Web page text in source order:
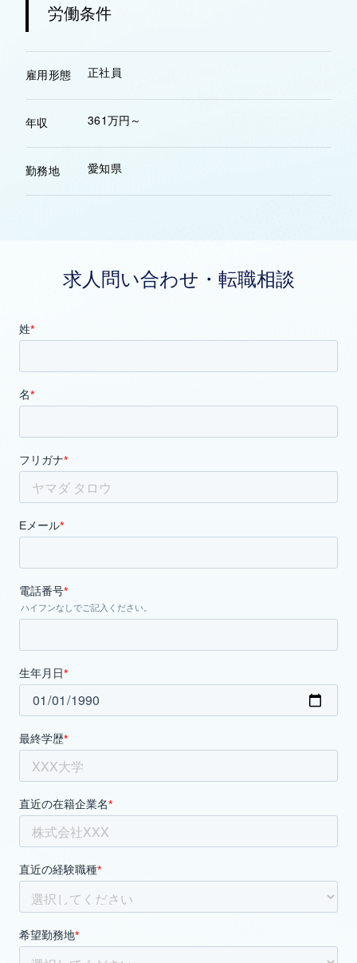
労働条件
雇用形態 正社員
年収 361万円～
勤務地 愛知県
求人問い合わせ・転職相談